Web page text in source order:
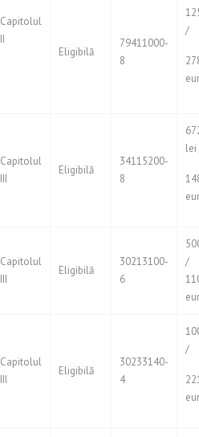
Capitolul
II
Eligibilă
79411000-
8
/
Capitolul
III
Eligibilă
34115200-
8
Capitolul
III
Eligibilă
30213100-
6
/
Capitolul
III
Eligibilă
30233140-
4
/